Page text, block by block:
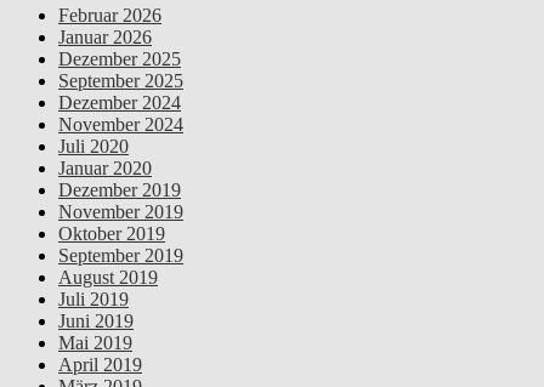
Februar 2026
Januar 2026
Dezember 2025
September 2025
Dezember 2024
November 2024
Juli 2020
Januar 2020
Dezember 2019
November 2019
Oktober 2019
September 2019
August 2019
Juli 2019
Juni 2019
Mai 2019
April 2019